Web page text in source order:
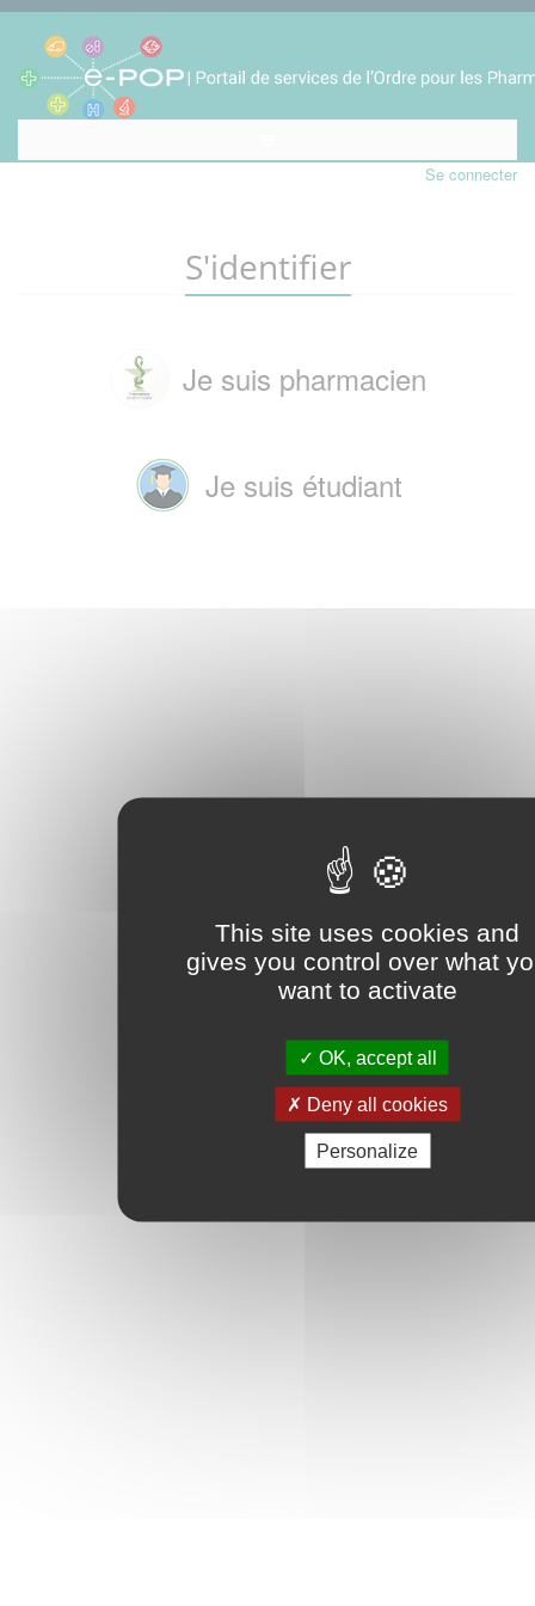
This site uses cookies and
gives you control over what
want to activate
OK, accept all
Deny all cookies
Personalize
Se connecter
S'identifier
Je suis pharmacien
Je suis étudiant